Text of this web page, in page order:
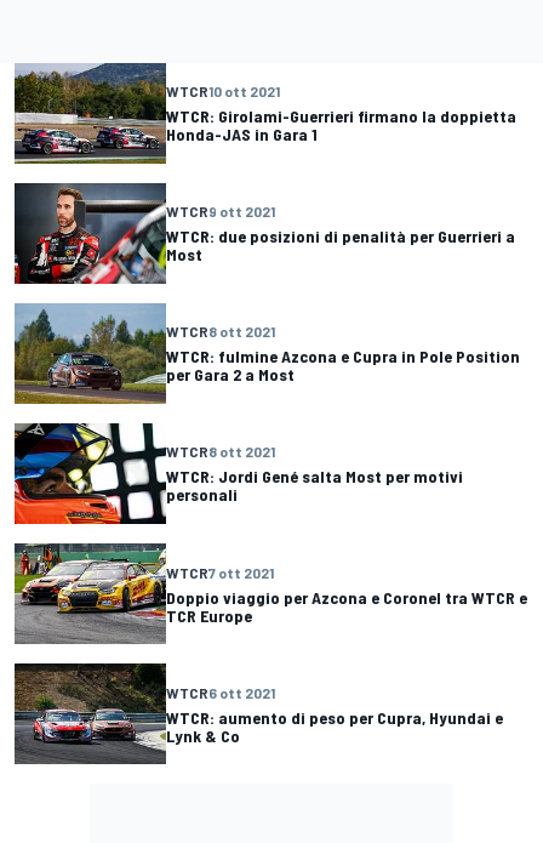
WTCR10 ott 2021
WTCR: Girolami-Guerrieri firmano la doppietta
Honda-JAS in Gara 1
WTCR9 ott 2021
WTCR: due posizioni di penalità per Guerrieri a
Most
WTCR8 ott 2021
WTCR: fulmine Azcona e Cupra in Pole Position
per Gara 2 a Most
WTCR8 ott 2021
WTCR: Jordi Gené salta Most per motivi
personali
WTCR7 ott 2021
Doppio viaggio per Azcona e Coronel tra WTCR e
TCR Europe
WTCR6 ott 2021
WTCR: aumento di peso per Cupra, Hyundai e
Lynk & Co